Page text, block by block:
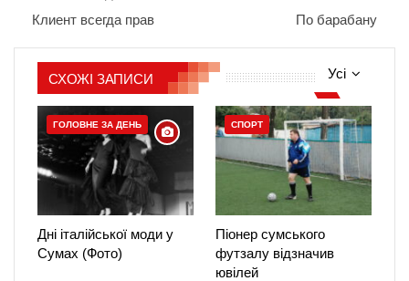
Клиент всегда прав По барабану
Усі
СХОЖІ ЗАПИСИ
ГОЛОВНЕ ЗА ДЕНЬ
Дні італійської моди у
Сумах (Фото)
СПОРТ
Піонер сумського
футзалу відзначив
ювілей